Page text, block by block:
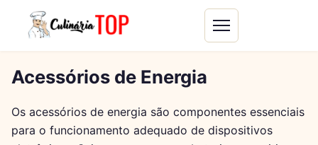
Acessórios de Energia
Os acessórios de energia são componentes essenciais
para o funcionamento adequado de dispositivos